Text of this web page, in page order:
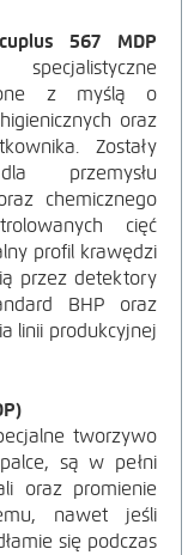
567 MDP
z myślą o
oraz
Zostały
przemysłu
chemicznego
cięć
profil krawędzi
przez detektory
BHP oraz
linii produkcyjnej
tworzywo
są w pełni
oraz promienie
nawet jeśli
się podczas